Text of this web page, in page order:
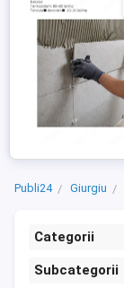
Publi24 Giurgiu
Categorii
Subcategorii